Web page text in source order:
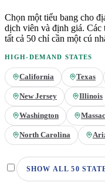
Chọn một tiểu bang cho
dịch viên và định giá. Các
tất cả 50 chỉ cần một cú
HIGH-DEMAND STATES
California Texas
New Jersey Illinois
Washington
North Carolina
SHOW ALL 50